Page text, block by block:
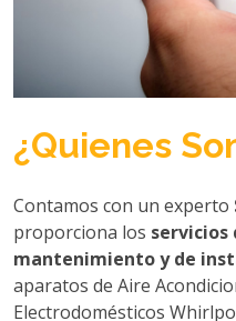
¿Quienes
Contamos con un experto
mantenimiento y de
aparatos de Aire
Electrodomésticos
proporcionando siempre a
máxima calidad